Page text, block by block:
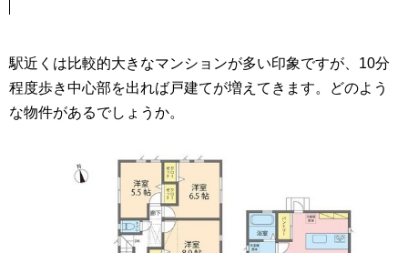
駅近くは比較的大きなマンションが多い印象ですが、10分
程度歩き中心部を出れば戸建てが増えてきます。どのよう
な物件があるでしょうか。